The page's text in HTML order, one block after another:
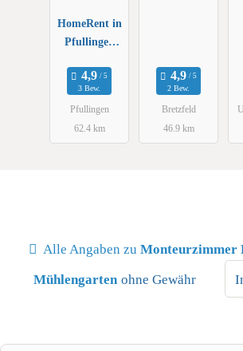
HomeRent in
Pfullingen
Umgebung
3 Bew.
Pfullingen
62.4 km
2 Bew.
Bretzfeld
46.9 km
Alle Angaben zu Monteurzimmer
Mühlengarten ohne Gewähr